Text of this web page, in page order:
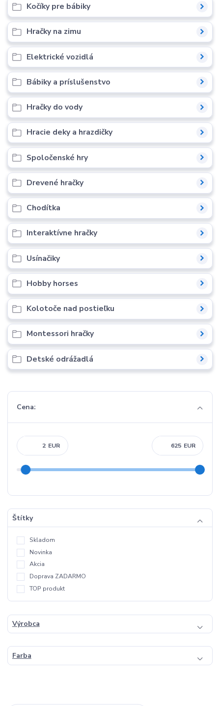
Kočíky pre bábiky
Hračky na zimu
Elektrické vozidlá
Bábiky a príslušenstvo
Hračky do vody
Hracie deky a hrazdičky
Spoločenské hry
Drevené hračky
Chodítka
Interaktívne hračky
Usínačiky
Hobby horses
Kolotoče nad postieľku
Montessori hračky
Detské odrážadlá
Cena:
EUR EUR
Štítky
Skladom
Novinka
Akcia
Doprava ZADARMO
TOP produkt
Výrobca
Farba